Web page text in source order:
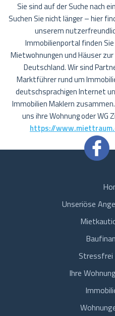
Sie sind auf der Suche nach
Suchen Sie nicht länger – hier
unserem
Immobilienportal finden
Mietwohnungen und Häuser
Deutschland. Wir sind
Marktführer rund um
deutschsprachigen Internet
Immobilien Maklern
uns ihre Wohnung oder
https://
Unseriöse
Stressfrei
Ihre